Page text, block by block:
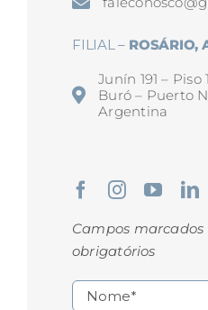
FILIAL – ROSÁRIO,
Junín 191 –
Buró – Puerto
Argentina
Campos marcados
obrigatórios